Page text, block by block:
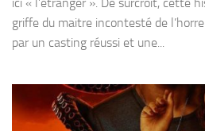
griffe du maitre incontesté de
par un casting réussi et une...